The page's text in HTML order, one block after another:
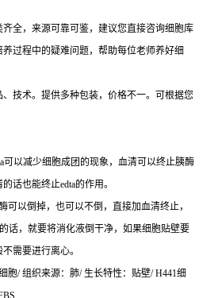
全，来源可靠可鉴，建议您直接咨询细胞库
过程中的疑难问题，帮助每位老师养好细
技术。提供多种包装，价格不一。可根据您
可以减少细胞成团的现象，血清可以终止胰酶
话也能终止edta的作用。
可以倒掉，也可以不倒，直接加血清终止，
话，就要将消化液倒干净，如果细胞贴壁要
需要进行离心。
胞/ 组织来源：肺/ 生长特性：贴壁/ H441细